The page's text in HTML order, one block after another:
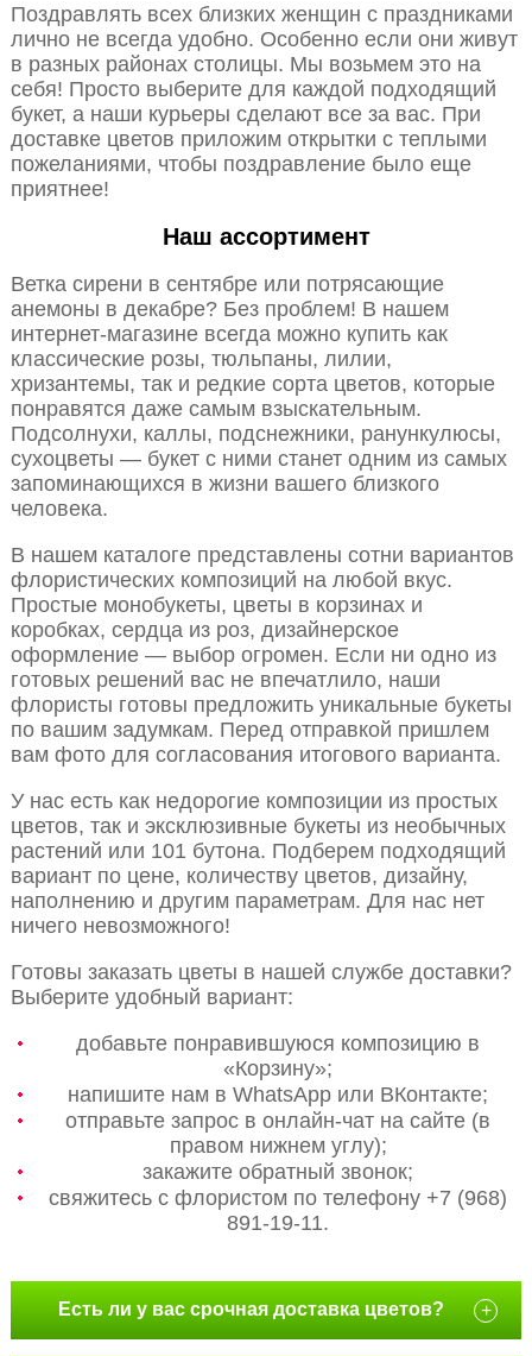
Поздравлять всех близких женщин с праздниками
лично не всегда удобно. Особенно если они живут
в разных районах столицы. Мы возьмем это на
себя! Просто выберите для каждой подходящий
букет, а наши курьеры сделают все за вас. При
доставке цветов приложим открытки с теплыми
пожеланиями, чтобы поздравление было еще
приятнее!
Наш ассортимент
Ветка сирени в сентябре или потрясающие
анемоны в декабре? Без проблем! В нашем
интернет-магазине всегда можно купить как
классические розы, тюльпаны, лилии,
хризантемы, так и редкие сорта цветов, которые
понравятся даже самым взыскательным.
Подсолнухи, каллы, подснежники, ранункулюсы,
сухоцветы — букет с ними станет одним из самых
запоминающихся в жизни вашего близкого
человека.
В нашем каталоге представлены сотни вариантов
флористических композиций на любой вкус.
Простые монобукеты, цветы в корзинах и
коробках, сердца из роз, дизайнерское
оформление — выбор огромен. Если ни одно из
готовых решений вас не впечатлило, наши
флористы готовы предложить уникальные букеты
по вашим задумкам. Перед отправкой пришлем
вам фото для согласования итогового варианта.
У нас есть как недорогие композиции из простых
цветов, так и эксклюзивные букеты из необычных
растений или 101 бутона. Подберем подходящий
вариант по цене, количеству цветов, дизайну,
наполнению и другим параметрам. Для нас нет
ничего невозможного!
Готовы заказать цветы в нашей службе доставки?
Выберите удобный вариант:
добавьте понравившуюся композицию в
«Корзину»;
напишите нам в WhatsApp или ВКонтакте;
отправьте запрос в онлайн-чат на сайте (в
правом нижнем углу);
закажите обратный звонок;
свяжитесь с флористом по телефону +7 (968)
891-19-11.
Есть ли у вас срочная доставка цветов? +